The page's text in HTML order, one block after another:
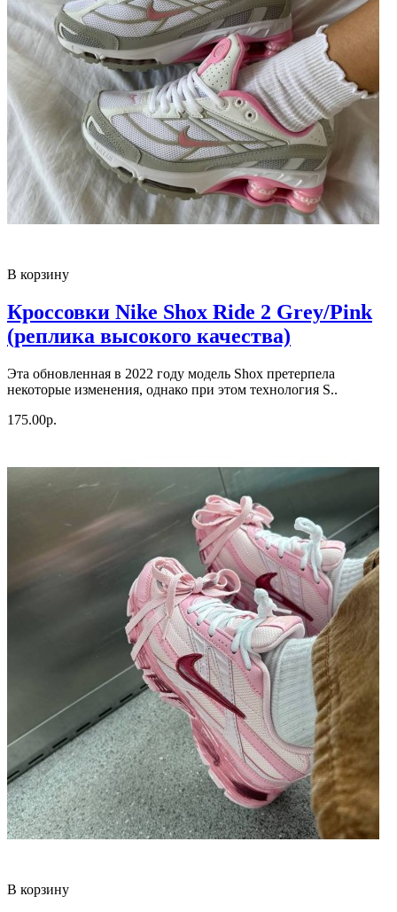
В корзину
Кроссовки Nike Shox Ride 2 Grey/Pink
(реплика высокого качества)
Эта обновленная в 2022 году модель Shox претерпела
некоторые изменения, однако при этом технология S..
175.00р.
В корзину